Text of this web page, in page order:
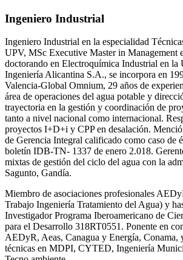
Ingeniero Industrial
Ingeniero Industrial en la especialidad
UPV, MSc Executive Master in Management
doctorando en Electroquímica Industrial en la
Ingeniería Alicantina S.A., se incorpora en
Valencia-Global Omnium, 29 años de
área de operaciones del agua potable y
trayectoria en la gestión y coordinación de
tanto a nivel nacional como internacional.
proyectos I+D+i y CPP en desalación.
de Gerencia Integral calificado como caso de
boletín IDB-TN- 1337 de enero 2.018.
mixtas de gestión del ciclo del agua con la
Sagunto, Gandía.
Miembro de asociaciones profesionales
Trabajo Ingeniería Tratamiento del Agua) y
Investigador Programa Iberoamericano de
para el Desarrollo 318RT0551. Ponente en
AEDyR, Aeas, Canagua y Energía, Conama,
técnicas en MDPI, CYTED, Ingeniería